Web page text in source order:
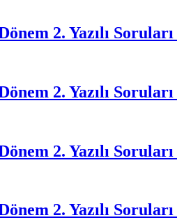
2. Yazılı
2. Yazılı
2. Yazılı
2. Yazılı